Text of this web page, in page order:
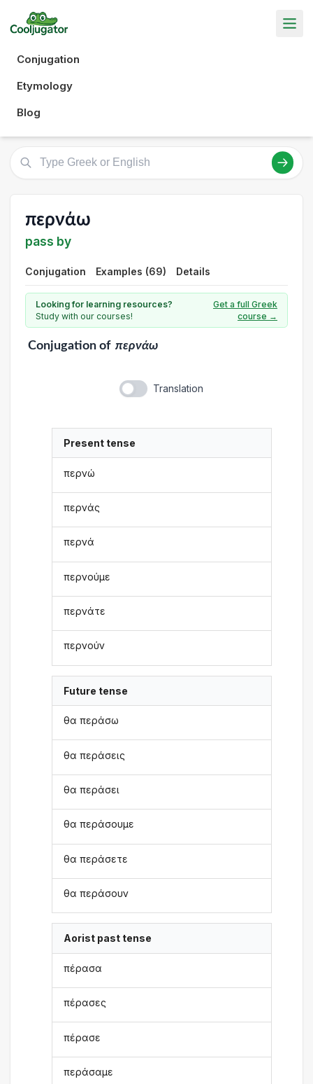
Conjugation
Etymology
Blog
περνάω
pass by
Conjugation Examples (69) Details
Looking for learning resources?
Study with our courses!
Get a full Greek
course →
Conjugationof περνάω
Translation
Present tense
περνώ
περνάς
περνά
περνούμε
περνάτε
περνούν
Future tense
θα περάσω
θα περάσεις
θα περάσει
θα περάσουμε
θα περάσετε
θα περάσουν
Aorist past tense
πέρασα
πέρασες
πέρασε
περάσαμε